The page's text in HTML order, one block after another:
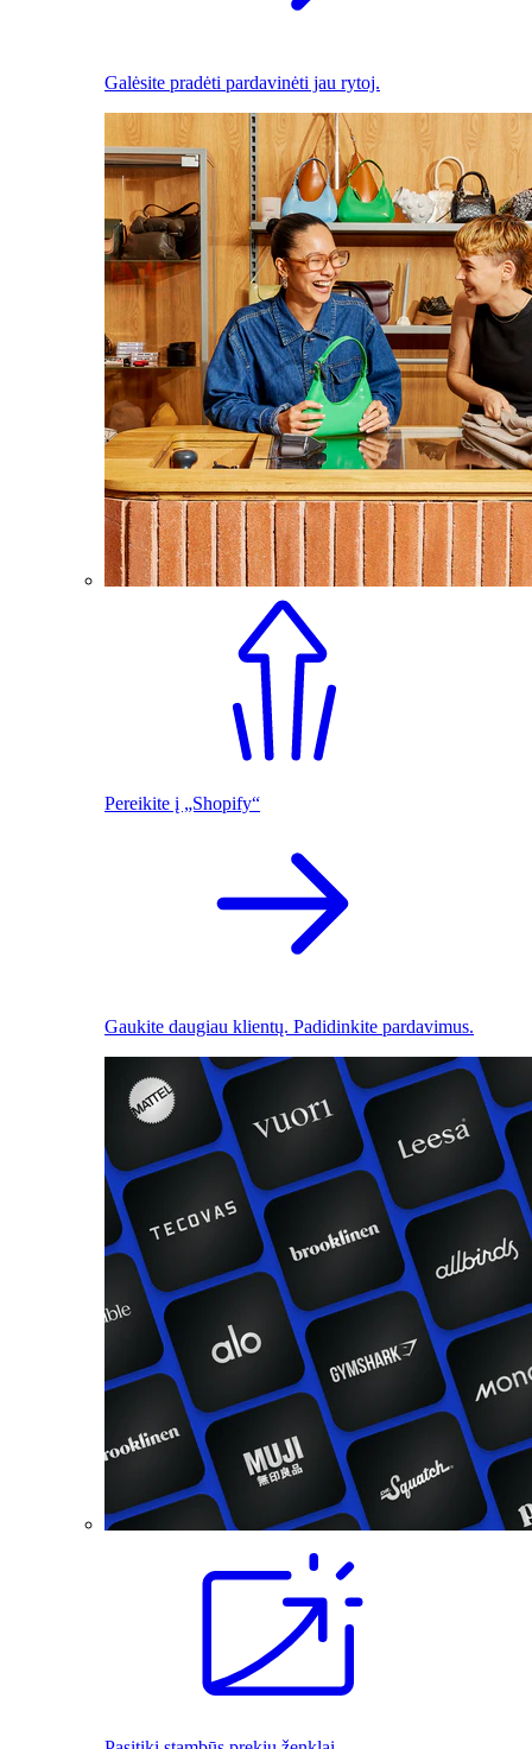
Galėsite pradėti pardavinėti jau rytoj.
Pereikite į „Shopify“
Gaukite daugiau klientų. Padidinkite pardavimus.